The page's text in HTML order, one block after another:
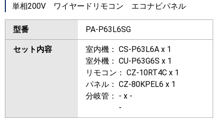
単相200V ワイヤードリモコン エコナビパネル
型番 PA-P63L6SG
セット内容
室内機： CS-P63L6A x 1
室外機： CU-P63G6S x 1
リモコン： CZ-10RT4C x 1
パネル： CZ-80KPEL6 x 1
分岐管： - x -
-